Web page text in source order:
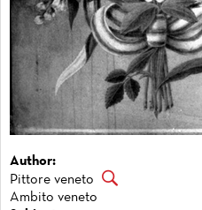
Author:
Pittore veneto
Ambito veneto